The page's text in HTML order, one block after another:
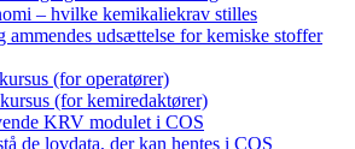
– hvilke kemikaliekrav stilles
ammendes udsættelse for kemiske stoffer
(for operatører)
(for kemiredaktører)
KRV modulet i COS
de lovdata, der kan hentes i COS